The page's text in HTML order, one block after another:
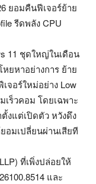
ยอมคืนฟีเจอร์ย้าย
รีดพลัง CPU
11 ชุดใหญ่ในเดือน
ยหาอย่างการ ย้าย
จอร์ใหม่อย่าง Low
เร็วคอม โดยเฉพาะ
งแต่เปิดตัว หวังดึง
อมเปลี่ยนผ่านเสียที
ที่เพิ่งปล่อยให้
และ